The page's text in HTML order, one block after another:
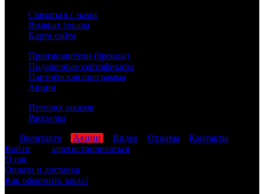
Связаться с нами
Возврат товара
Карта сайта
Производители (бренды)
Подарочные сертификаты
Партнёрская программа
Акции
История заказов
Рассылка
Вконтакте Акции Видео Отзывы
Контакты
Войти
зарегистрироваться
О нас
Оплата и доставка
Как оформить заказ?